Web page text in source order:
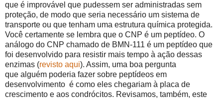
que é improvável que pudessem ser administradas sem
proteção, de modo que seria necessário um sistema de
transporte ou que tenham uma estrutura química protegida.
Você certamente se lembra que o CNP é um peptídeo. O
análogo do CNP chamado de BMN-111 é um peptídeo que
foi desenvolvido para resistir mais tempo à ação dessas
enzimas (revisto aqui). Assim, uma boa pergunta
que alguém poderia fazer sobre peptídeos em
desenvolvimento é como eles chegariam à placa de
crescimento e aos condrócitos. Revisamos, também, este